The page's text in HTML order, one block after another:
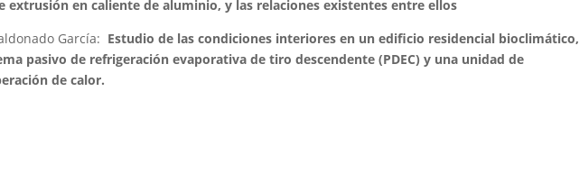
extrusión en caliente de aluminio, y las relaciones existentes entre ellos
García: Estudio de las condiciones interiores en un edificio residencial bioclimático,
pasivo de refrigeración evaporativa de tiro descendente (PDEC) y una unidad de
de calor.